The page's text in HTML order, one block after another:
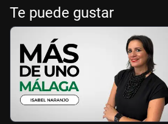
Te puede gustar